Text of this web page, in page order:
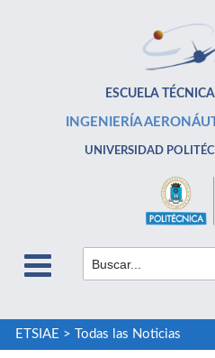
ESCUELA
INGENIERÍA
UNIVERSIDAD
ETSIAE > Todas las Noticias